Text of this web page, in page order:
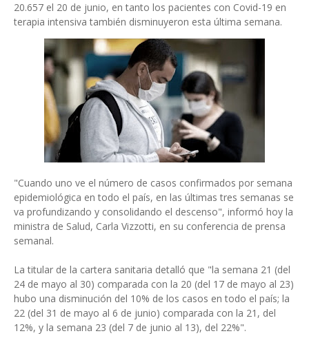
20.657 el 20 de junio, en tanto los pacientes con Covid-19 en
terapia intensiva también disminuyeron esta última semana.
"Cuando uno ve el número de casos confirmados por semana
epidemiológica en todo el país, en las últimas tres semanas se
va profundizando y consolidando el descenso", informó hoy la
ministra de Salud, Carla Vizzotti, en su conferencia de prensa
semanal.
La titular de la cartera sanitaria detalló que "la semana 21 (del
24 de mayo al 30) comparada con la 20 (del 17 de mayo al 23)
hubo una disminución del 10% de los casos en todo el país; la
22 (del 31 de mayo al 6 de junio) comparada con la 21, del
12%, y la semana 23 (del 7 de junio al 13), del 22%".